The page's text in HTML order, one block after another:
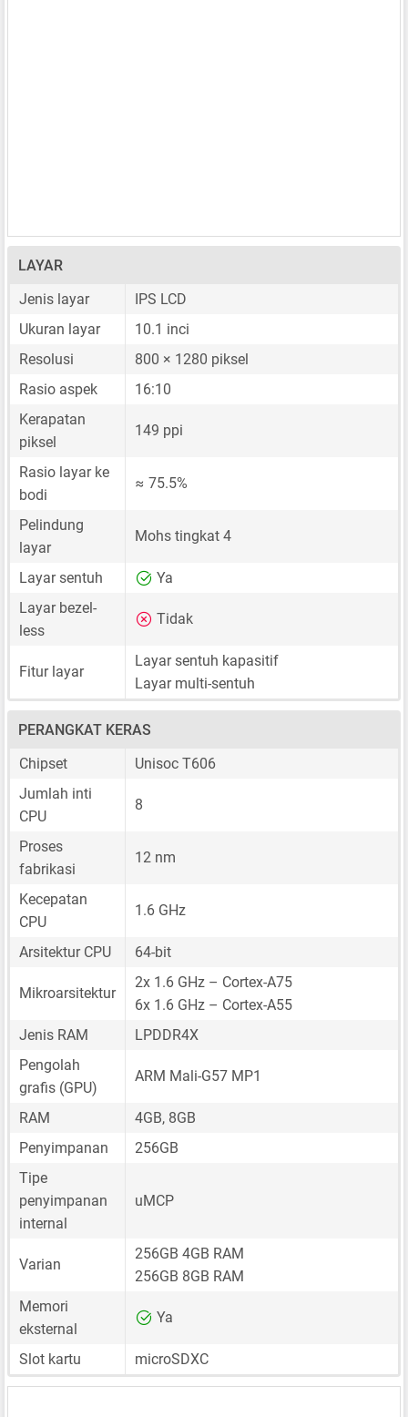
LAYAR
Jenis layar
IPS LCD
Ukuran layar
10.1 inci
Resolusi
800 × 1280 piksel
Rasio aspek
16:10
Kerapatan
piksel
149 ppi
Rasio layar ke
bodi
≈ 75.5%
Pelindung
layar
Mohs tingkat 4
Layar sentuh
Ya
Layar bezel-
less
Tidak
Fitur layar
Layar sentuh kapasitif
Layar multi-sentuh
PERANGKAT KERAS
Chipset
Unisoc T606
Jumlah inti
CPU
8
Proses
fabrikasi
12 nm
Kecepatan
CPU
1.6 GHz
Arsitektur CPU 64-bit
Mikroarsitektur
2x 1.6 GHz – Cortex-A75
6x 1.6 GHz – Cortex-A55
Jenis RAM
LPDDR4X
Pengolah
grafis (GPU)
ARM Mali-G57 MP1
RAM
4GB, 8GB
Penyimpanan
256GB
Tipe
penyimpanan
internal
uMCP
Varian
256GB 4GB RAM
256GB 8GB RAM
Memori
eksternal
Ya
Slot kartu microSDXC